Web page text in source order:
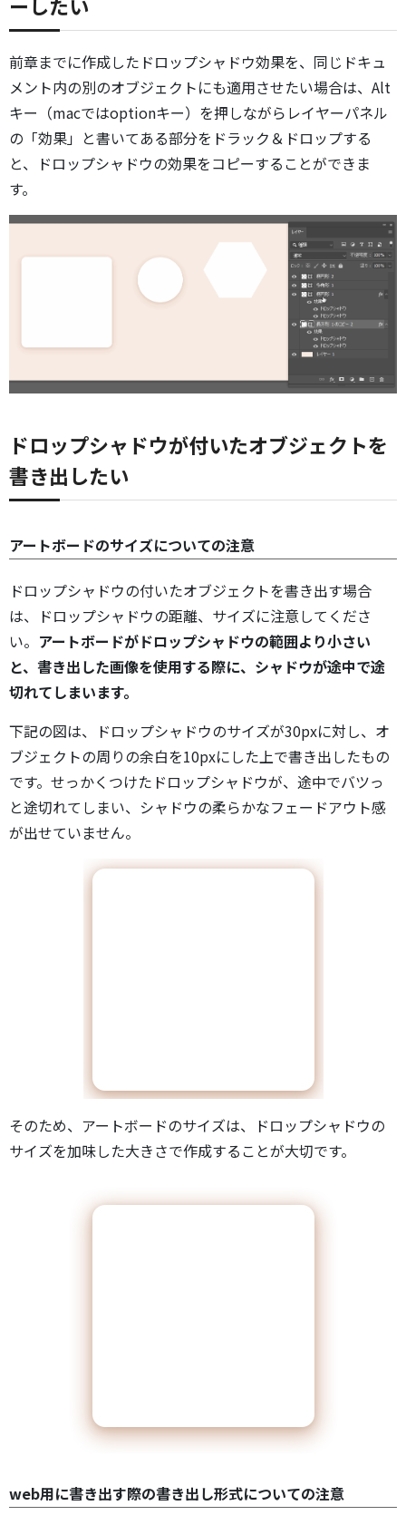
前章までに作成したドロップシャドウ効果を、同じドキュ
メント内の別のオブジェクトにも適用させたい場合は、Alt
キー（macではoptionキー）を押しながらレイヤーパネル
の「効果」と書いてある部分をドラック＆ドロップする
と、ドロップシャドウの効果をコピーすることができま
す。
ドロップシャドウが付いたオブジェクトを
書き出したい
アートボードのサイズについての注意
ドロップシャドウの付いたオブジェクトを書き出す場合
は、ドロップシャドウの距離、サイズに注意してくださ
い。 アートボードがドロップシャドウの範囲より小さい
と、書き出した画像を使用する際に、シャドウが途中で途
切れてしまいます。
下記の図は、ドロップシャドウのサイズが30pxに対し、オ
ブジェクトの周りの余白を10pxにした上で書き出したもの
です。せっかくつけたドロップシャドウが、途中でバツっ
と途切れてしまい、シャドウの柔らかなフェードアウト感
が出せていません。
そのため、アートボードのサイズは、ドロップシャドウの
サイズを加味した大きさで作成することが大切です。
web用に書き出す際の書き出し形式についての注意